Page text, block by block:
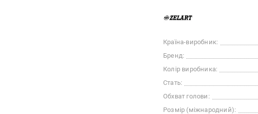
Країна-виробник:
Бренд:
Колір виробника:
Стать:
Обхват голови:
Розмір (міжнародний):